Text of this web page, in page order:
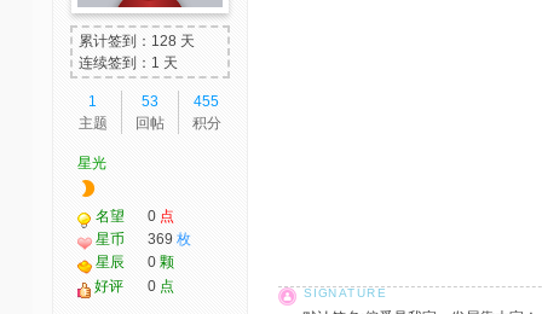
累计签到：128 天
连续签到：1 天
1
主题
53
回帖
455
积分
星光
名望 0 点
星币
369 枚
星辰
0 颗
好评
0 点